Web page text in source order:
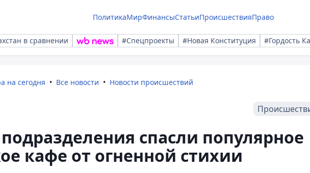
ПолитикаМирФинансыСтатьиПроисшествияПраво
в сравнении #Спецпроекты #Новая Конституция #Гордость
на сегодня Все новости Новости происшествий
спасли популярное
кафе от огненной стихии